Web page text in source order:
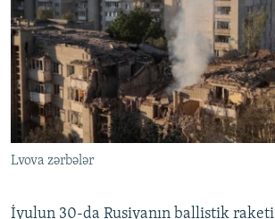
Lvova zərbələr
İyulun 30-da Rusiyanın ballistik raketi